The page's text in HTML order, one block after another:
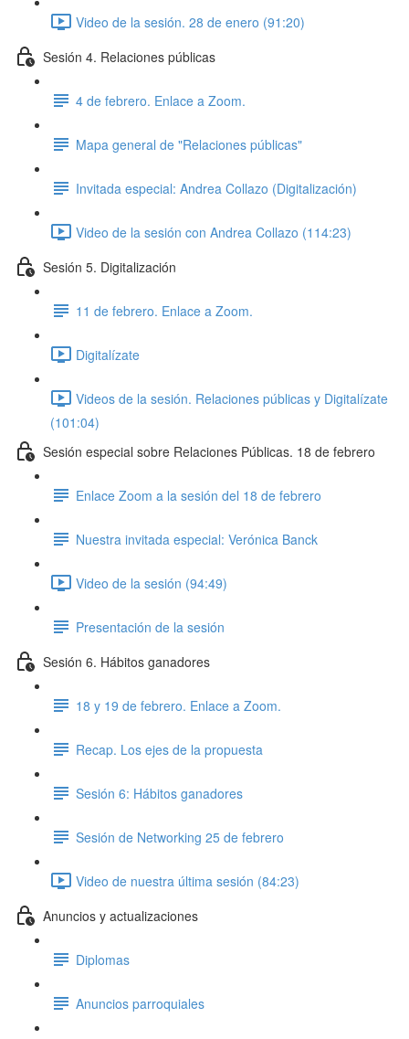
Video de la sesión. 28 de enero (91:20)
Sesión 4. Relaciones públicas
4 de febrero. Enlace a Zoom.
Mapa general de "Relaciones públicas"
Invitada especial: Andrea Collazo (Digitalización)
Video de la sesión con Andrea Collazo (114:23)
Sesión 5. Digitalización
11 de febrero. Enlace a Zoom.
Digitalízate
Videos de la sesión. Relaciones públicas y Digitalízate
(101:04)
Sesión especial sobre Relaciones Públicas. 18 de febrero
Enlace Zoom a la sesión del 18 de febrero
Nuestra invitada especial: Verónica Banck
Video de la sesión (94:49)
Presentación de la sesión
Sesión 6. Hábitos ganadores
18 y 19 de febrero. Enlace a Zoom.
Recap. Los ejes de la propuesta
Sesión 6: Hábitos ganadores
Sesión de Networking 25 de febrero
Video de nuestra última sesión (84:23)
Anuncios y actualizaciones
Diplomas
Anuncios parroquiales